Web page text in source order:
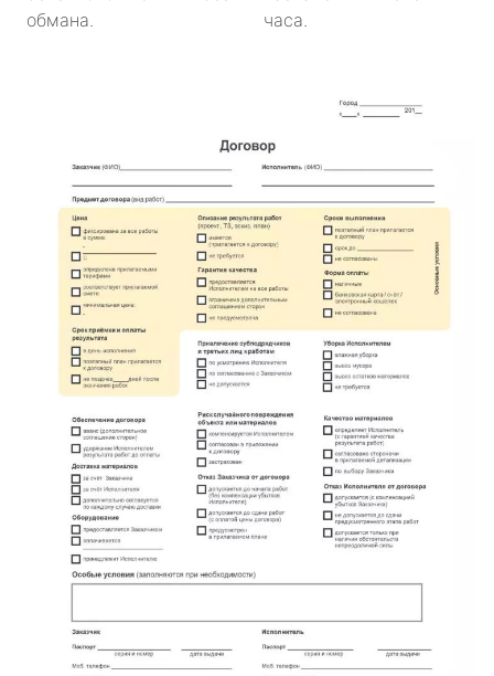
обмана.
часа.